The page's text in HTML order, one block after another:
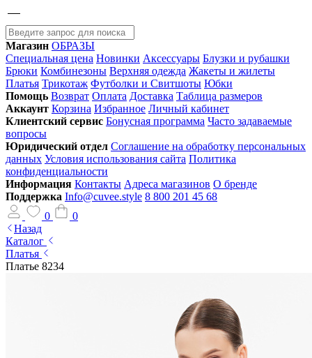
Магазин ОБРАЗЫ
Специальная цена Новинки Аксессуары Блузки и рубашки
Брюки Комбинезоны Верхняя одежда Жакеты и жилеты
Платья Трикотаж Футболки и Свитшоты Юбки
Помощь Возврат Оплата Доставка Таблица размеров
Аккаунт Корзина Избранное Личный кабинет
Клиентский сервис Бонусная программа Часто задаваемые
вопросы
Юридический отдел Соглашение на обработку персональных
данных Условия использования сайта Политика
конфиденциальности
Информация Контакты Адреса магазинов О бренде
Поддержка Info@cuvee.style 8 800 201 45 68
0
0
Назад
Каталог
Платья
Платье 8234